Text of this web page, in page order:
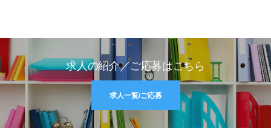
求人の紹介／ご応募はこちら
求人一覧/ご応募